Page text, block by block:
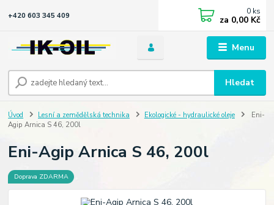
Menu
Hledat
+420 603 345 409 0 ks
za 0,00 Kč
Úvod Lesní a zemědělská technika Ekologické - hydraulické oleje
Eni-
Agip Arnica S 46, 200l
Eni-Agip Arnica S 46, 200l
Doprava ZDARMA